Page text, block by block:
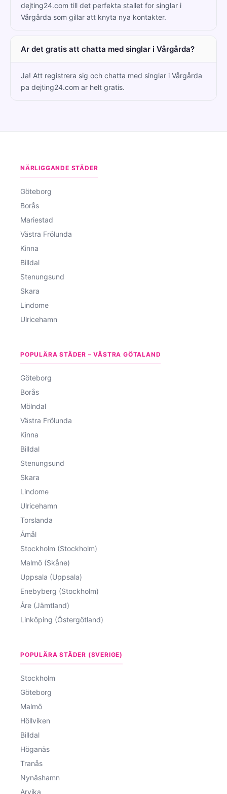
dejting24.com till det perfekta stallet for singlar i
Vårgårda som gillar att knyta nya kontakter.
Ar det gratis att chatta med singlar i Vårgårda?
Ja! Att registrera sig och chatta med singlar i Vårgårda
pa dejting24.com ar helt gratis.
NÄRLIGGANDE STÄDER
Göteborg
Borås
Mariestad
Västra Frölunda
Kinna
Billdal
Stenungsund
Skara
Lindome
Ulricehamn
POPULÄRA STÄDER – VÄSTRA GÖTALAND
Göteborg
Borås
Mölndal
Västra Frölunda
Kinna
Billdal
Stenungsund
Skara
Lindome
Ulricehamn
Torslanda
Åmål
Stockholm (Stockholm)
Malmö (Skåne)
Uppsala (Uppsala)
Enebyberg (Stockholm)
Åre (Jämtland)
Linköping (Östergötland)
POPULÄRA STÄDER (SVERIGE)
Stockholm
Göteborg
Malmö
Höllviken
Billdal
Höganäs
Tranås
Nynäshamn
Arvika